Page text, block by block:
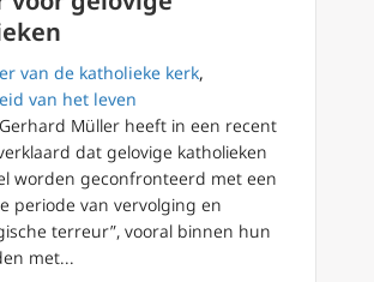
van de katholieke kerk,
van het leven
Müller heeft in een recent
dat gelovige katholieken
worden geconfronteerd met een
periode van vervolging en
terreur”, vooral binnen hun
met...